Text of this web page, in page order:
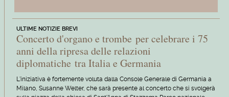
ULTIME NOTIZIE BREVI
Concerto d'organo e trombe per celebrare i 75
anni della ripresa delle relazioni
diplomatiche tra Italia e Germania
L'iniziativa è fortemente voluta dalla Console Generale di Germania a
Milano, Susanne Welter, che sarà presente al concerto che si svolgerà